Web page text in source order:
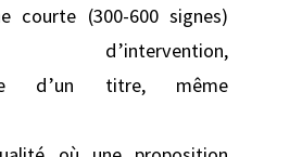
courte (300-600 signes)
d’intervention,
d’un titre, même